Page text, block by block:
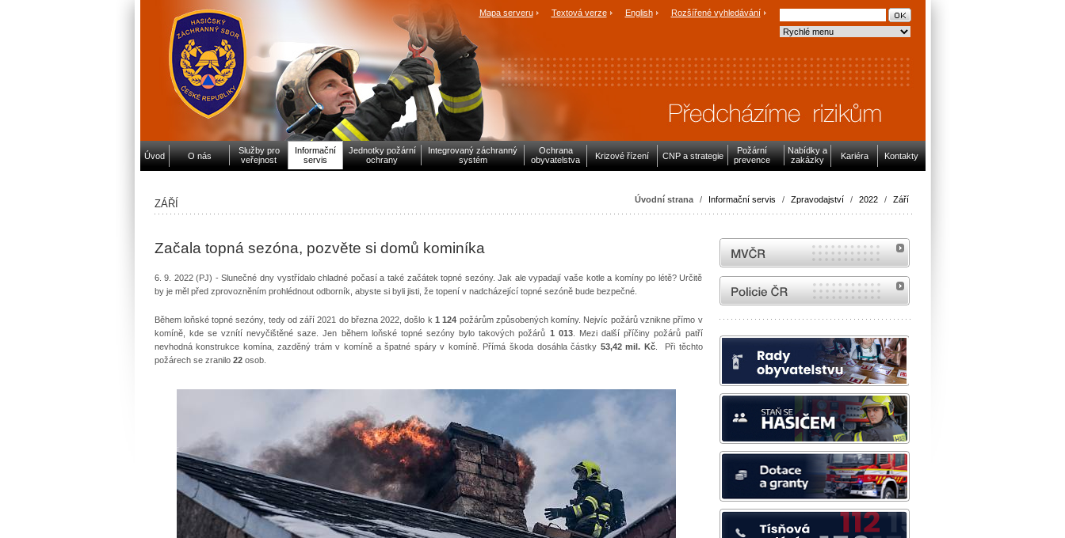
Mapa serveru Textová verze English Rozšířené vyhledávání
Úvod O nás
Služby pro
veřejnost
Informační
servis
Jednotky požární
ochrany
Integrovaný záchranný
systém
Ochrana
obyvatelstva
Krizové řízení CNP a strategie
Požární
prevence
Nabídky a
zakázky
Kariéra Kontakty
Úvodní strana / Informační servis / Zpravodajství / 2022 / Září
ZÁŘÍ
Začala topná sezóna, pozvěte si domů kominíka
6. 9. 2022 (PJ) - Slunečné dny vystřídalo chladné počasí a také začátek topné sezóny. Jak ale vypadají vaše kotle a komíny po létě? Určitě
by je měl před zprovozněním prohlédnout odborník, abyste si byli jisti, že topení v nadcházející topné sezóně bude bezpečné.
Během loňské topné sezóny, tedy od září 2021 do března 2022, došlo k1 124 požárům způsobených komíny. Nejvíc požárů vznikne přímo v
komíně, kde se vznítí nevyčištěné saze. Jen během loňské topné sezóny bylo takových požárů 1 013. Mezi další příčiny požárů patří
nevhodná konstrukce komína, zazděný trám v komíně a špatné spáry v komíně. Přímá škoda dosáhla částky 53,42 mil. Kč. Při těchto
požárech se zranilo 22osob.
MVČR
internetové stránky Policie ČR